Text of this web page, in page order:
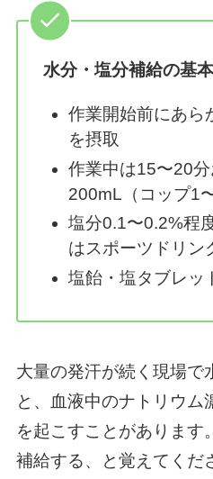
水分・塩分補給の基
作業開始前にあら
を摂取
作業中は15〜20
200mL（コップ1
塩分0.1〜0.2%程
はスポーツドリン
塩飴・塩タブレッ
大量の発汗が続く現場で
と、血液中のナトリウム
を起こすことがあります
補給する、と覚えてくだ